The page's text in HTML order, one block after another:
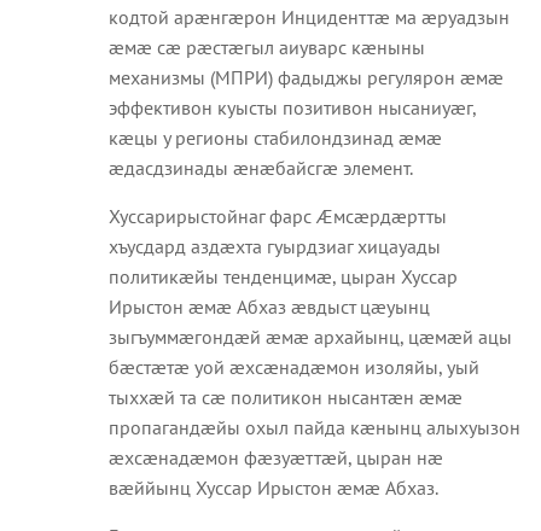
кодтой арæнгæрон Инциденттæ ма æруадзын
æмæ сæ рæстæгыл аиуварс кæныны
механизмы (МПРИ) фадыджы регулярон æмæ
эффективон куысты позитивон нысаниуæг,
кæцы у регионы стабилондзинад æмæ
æдасдзинады æнæбайсгæ элемент.
Хуссарирыстойнаг фарс Æмсæрдæртты
хъусдард аздæхта гуырдзиаг хицауады
политикæйы тенденцимæ, цыран Хуссар
Ирыстон æмæ Абхаз æвдыст цæуынц
зыгъуммæгондæй æмæ архайынц, цæмæй ацы
бæстæтæ уой æхсæнадæмон изоляйы, уый
тыххæй та сæ политикон нысантæн æмæ
пропагандæйы охыл пайда кæнынц алыхуызон
æхсæнадæмон фæзуæттæй, цыран нæ
вæййынц Хуссар Ирыстон æмæ Абхаз.